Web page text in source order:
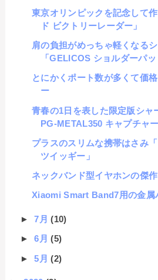
東京オリンピックを記念して
ド ビクトリーレーダー」
肩の負担がめっちゃ軽くなる
「GELICOS ショルダーパッ
とにかくポート数が多くて価
ー
青春の1日を表した限定版シャ
PG-METAL350 キャプチャー
プラスのスリムな携帯はさみ
ツイッギー」
ネックバンド型イヤホンの傑
Xiaomi Smart Band7用の金属
►7月(10)
►6月(5)
►5月(2)